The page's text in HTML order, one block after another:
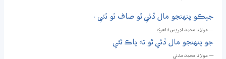
جيڪو پنهنجو مال ڏئي ٿو صاف ٿو ٿئي .
— مولانا محمد ادريس ڏاھري
جو پنهنجو مال ڏئي ٿو ته پاڪ ٿئي
— مولانا محمد مدني